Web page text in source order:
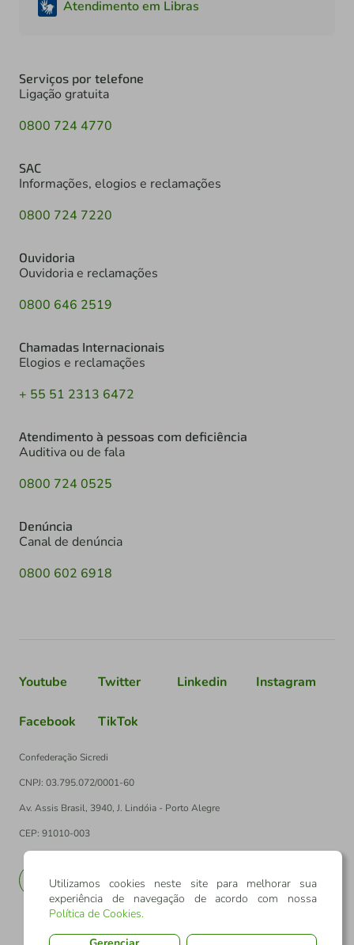
Atendimento em Libras
Serviços por telefone
Ligação gratuita
0800 724 4770
SAC
Informações, elogios e reclamações
0800 724 7220
Ouvidoria
Ouvidoria e reclamações
0800 646 2519
Chamadas Internacionais
Elogios e reclamações
+ 55 51 2313 6472
Atendimento à pessoas com deficiência
Auditiva ou de fala
0800 724 0525
Denúncia
Canal de denúncia
0800 602 6918
Youtube Twitter Linkedin Instagram
Facebook TikTok
Confederação Sicredi
CNPJ: 03.795.072/0001-60
Av. Assis Brasil, 3940, J. Lindóia - Porto Alegre
CEP: 91010-003
EN
Utilizamos cookies neste site para melhorar sua
experiência de navegação de acordo com nossa
Política de Cookies.